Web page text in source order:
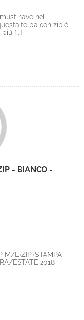
have nel
felpa con zip è
[...]
- BIANCO -
M/L+ZIP+STAMPA
ESTATE 2018